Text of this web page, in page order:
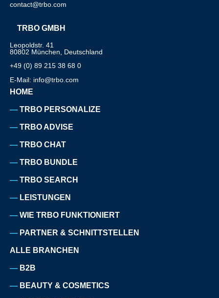
contact@trbo.com
TRBO GMBH
Leopoldstr. 41
80802 München, Deutschland
+49 (0) 89 215 38 68 0
E-Mail: info@trbo.com
HOME
TRBO PERSONALIZE
TRBO ADVISE
TRBO CHAT
TRBO BUNDLE
TRBO SEARCH
LEISTUNGEN
WIE TRBO FUNKTIONIERT
PARTNER & SCHNITTSTELLEN
ALLE BRANCHEN
B2B
BEAUTY & COSMETICS